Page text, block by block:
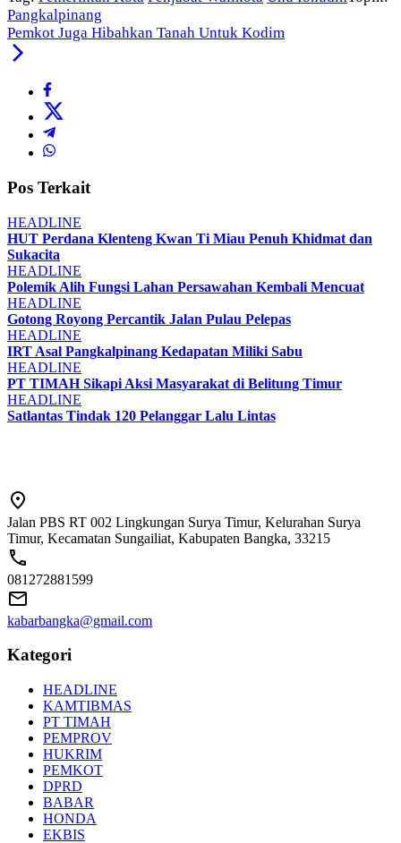
Pangkalpinang
Pemkot Juga Hibahkan Tanah Untuk Kodim
Pos Terkait
HEADLINE
HUT Perdana Klenteng Kwan Ti Miau Penuh Khidmat dan
Sukacita
HEADLINE
Polemik Alih Fungsi Lahan Persawahan Kembali Mencuat
HEADLINE
Gotong Royong Percantik Jalan Pulau Pelepas
HEADLINE
IRT Asal Pangkalpinang Kedapatan Miliki Sabu
HEADLINE
PT TIMAH Sikapi Aksi Masyarakat di Belitung Timur
HEADLINE
Satlantas Tindak 120 Pelanggar Lalu Lintas
Jalan PBS RT 002 Lingkungan Surya Timur, Kelurahan Surya
Timur, Kecamatan Sungailiat, Kabupaten Bangka, 33215
081272881599
kabarbangka@gmail.com
Kategori
HEADLINE
KAMTIBMAS
PT TIMAH
PEMPROV
HUKRIM
PEMKOT
DPRD
BABAR
HONDA
EKBIS